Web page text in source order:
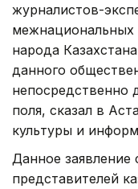
журналистов-
народа
данного
непосредственно
поля, сказал в
культуры и
Данное заявление
представителей